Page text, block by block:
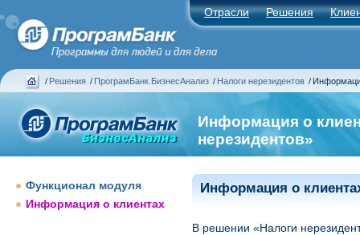
Отрасли Решения
/ Решения / ПрограмБанк.БизнесАнализ / Налоги нерезидентов /
Информация о
нерезидентов»
Функционал модуля
Информация о клиентах
Информация о
В решении «Налоги